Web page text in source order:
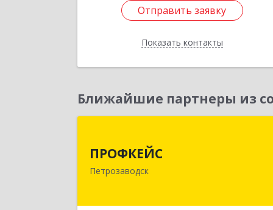
Отправить заявку
Показать контакты
Отправить заявку
Назад
Ближайшие партнеры из
ПРОФКЕЙС
Петрозаводск